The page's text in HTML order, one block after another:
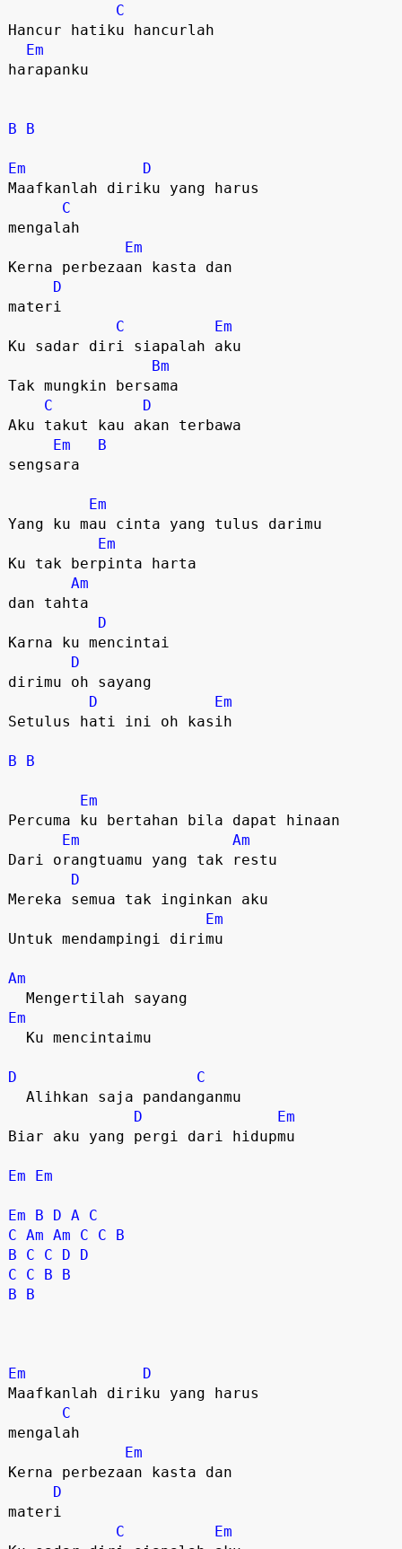
C
Hancur hatiku hancurlah
Em
harapanku
B B
Em
D
Maafkanlah diriku yang harus
C
mengalah
Em
Kerna perbezaan kasta dan
D
materi
C
Em
Ku sadar diri siapalah aku
Bm
Tak mungkin bersama
C
D
Aku takut kau akan terbawa
Em
B
sengsara
Em
Yang ku mau cinta yang tulus darimu
Em
Ku tak berpinta harta
Am
dan tahta
D
Karna ku mencintai
D
dirimu oh sayang
D
Em
Setulus hati ini oh kasih
B B
Em
Percuma ku bertahan bila dapat hinaan
Em
Am
Dari orangtuamu yang tak restu
D
Mereka semua tak inginkan aku
Em
Untuk mendampingi dirimu
Am
Em
D
C
D
Em
Biar aku yang pergi dari hidupmu
Em Em
Em B D A C
C Am Am C C
B
B
C C D
D
C
C B
B
B
B
Em
D
Maafkanlah diriku yang harus
C
mengalah
Em
Kerna perbezaan kasta dan
D
materi
C
Em